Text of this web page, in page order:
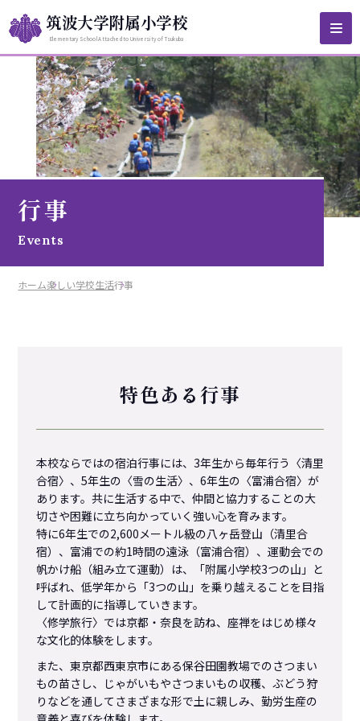
筑波大学附属小学校
Elementary School Attached to University of Tsukuba
ホーム
本校の教育
教育目標・本校の特色
楽しい学校生活
研究テーマとその内容
「教育研究」誌
STEM⁺総合活動研究部
子ども理解研究部
ICT学び方デザイン研究部
アクセス
保護者・児童へのお知らせ
気象警報発令時の 登校基本ルール
学校いじめ 防止基本方針
卒業生の皆様へ
行事
Events
ホーム楽しい学校生活行事
特色ある行事
本校ならではの宿泊行事には、3年生から毎年行う〈清里
合宿〉、5年生の〈雪の生活〉、6年生の〈富浦合宿〉が
あります。共に生活する中で、仲間と協力することの大
切さや困難に立ち向かっていく強い心を育みます。
特に6年生での2,600メートル級の八ヶ岳登山（清里合
宿）、富浦での約1時間の遠泳（富浦合宿）、運動会での
帆かけ船（組み立て運動）は、「附属小学校3つの山」と
呼ばれ、低学年から「3つの山」を乗り越えることを目指
して計画的に指導していきます。
〈修学旅行〉では京都・奈良を訪ね、座禅をはじめ様々
な文化的体験をします。
また、東京都西東京市にある保谷田園教場でのさつまい
もの苗さし、じゃがいもやさつまいもの収穫、ぶどう狩
りなどを通してさまざまな形で土に親しみ、勤労生産の